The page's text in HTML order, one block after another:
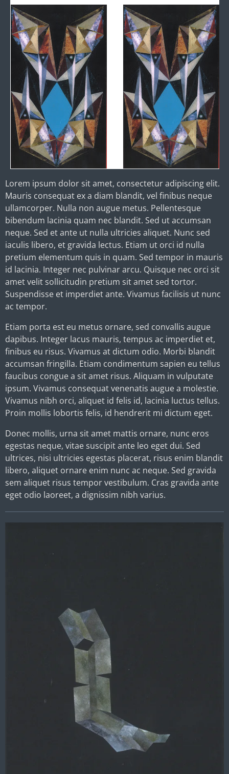
Lorem ipsum dolor sit amet, consectetur adipiscing elit.
Mauris consequat ex a diam blandit, vel finibus neque
ullamcorper. Nulla non augue metus. Pellentesque
bibendum lacinia quam nec blandit. Sed ut accumsan
neque. Sed et ante ut nulla ultricies aliquet. Nunc sed
iaculis libero, et gravida lectus. Etiam ut orci id nulla
pretium elementum quis in quam. Sed tempor in mauris
id lacinia. Integer nec pulvinar arcu. Quisque nec orci sit
amet velit sollicitudin pretium sit amet sed tortor.
Suspendisse et imperdiet ante. Vivamus facilisis ut nunc
ac tempor.
Etiam porta est eu metus ornare, sed convallis augue
dapibus. Integer lacus mauris, tempus ac imperdiet et,
finibus eu risus. Vivamus at dictum odio. Morbi blandit
accumsan fringilla. Etiam condimentum sapien eu tellus
faucibus congue a sit amet risus. Aliquam in vulputate
ipsum. Vivamus consequat venenatis augue a molestie.
Vivamus nibh orci, aliquet id felis id, lacinia luctus tellus.
Proin mollis lobortis felis, id hendrerit mi dictum eget.
Donec mollis, urna sit amet mattis ornare, nunc eros
egestas neque, vitae suscipit ante leo eget dui. Sed
ultrices, nisi ultricies egestas placerat, risus enim blandit
libero, aliquet ornare enim nunc ac neque. Sed gravida
sem aliquet risus tempor vestibulum. Cras gravida ante
eget odio laoreet, a dignissim nibh varius.